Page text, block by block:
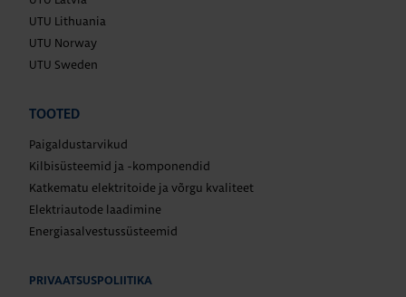
UTU Lithuania
UTU Norway
UTU Sweden
TOOTED
Paigaldustarvikud
Kilbisüsteemid ja -komponendid
Katkematu elektritoide ja võrgu kvaliteet
Elektriautode laadimine
Energiasalvestussüsteemid
PRIVAATSUSPOLIITIKA